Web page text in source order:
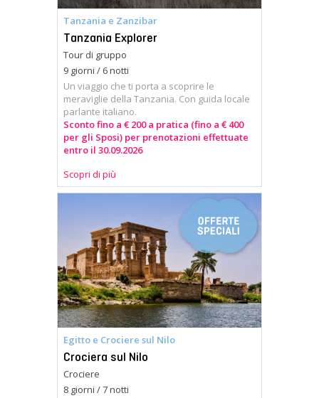
Tanzania e Zanzibar
Tanzania Explorer
Tour di gruppo
9 giorni / 6 notti
Un viaggio che ti porta a scoprire le
meraviglie della Tanzania. Con guida locale
parlante italiano.
Sconto fino a € 200 a pratica (fino a € 400
per gli Sposi) per prenotazioni effettuate
entro il 30.09.2026
Scopri di più
Egitto e Crociere sul Nilo
Crociera sul Nilo
Crociere
8 giorni / 7 notti